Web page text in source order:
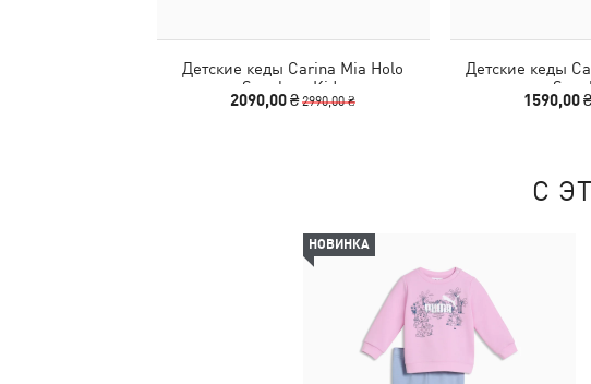
Детские кеды Carina Mia Holo
Sneakers Kids
2090,00 ₴2990,00 ₴
Детские кеды
1590,00
С
НОВИНКА